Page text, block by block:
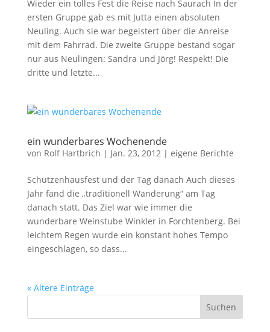
Wieder ein tolles Fest die Reise nach Saurach In der
ersten Gruppe gab es mit Jutta einen absoluten
Neuling. Auch sie war begeistert über die Anreise
mit dem Fahrrad. Die zweite Gruppe bestand sogar
nur aus Neulingen: Sandra und Jörg! Respekt! Die
dritte und letzte...
ein wunderbares Wochenende
von Rolf Hartbrich | Jan. 23, 2012| eigene Berichte
Schützenhausfest und der Tag danach Auch dieses
Jahr fand die „traditionell Wanderung“ am Tag
danach statt. Das Ziel war wie immer die
wunderbare Weinstube Winkler in Forchtenberg. Bei
leichtem Regen wurde ein konstant hohes Tempo
eingeschlagen, so dass...
« Ältere Einträge